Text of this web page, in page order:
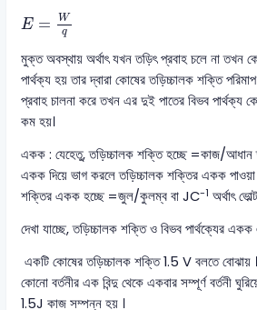
E =
W
q
E= q
মুক্ত অবস্থায় অর্থাৎ যখন তড়িৎ প্রবাহ চলে না তখন
পার্থক্য হয় তার দ্বারা কোষের তড়িচ্চালক শক্তি
প্রবাহ চালনা করে তখন এর দুই পাতের বিভব পার্থক্য
কম হয়।
একক : যেহেতু, তড়িচ্চালক শক্তি হচ্ছে =কাজ/
একক দিয়ে ভাগ করলে তড়িচ্চালক শক্তির একক পাওয়া
শক্তির একক হচ্ছে =জুল/কুলম্ব বা JC-1 অর্থাৎ
দেখা যাচ্ছে, তড়িচ্চালক শক্তি ও বিভব পার্থক্যের
একটি কোষের তড়িচ্চালক শক্তি 1.5 V বলতে
কোনো বর্তনীর এক বিন্দু থেকে একবার সম্পূর্ণ বর্তনী
1.5J কাজ সম্পন্ন হয় ।